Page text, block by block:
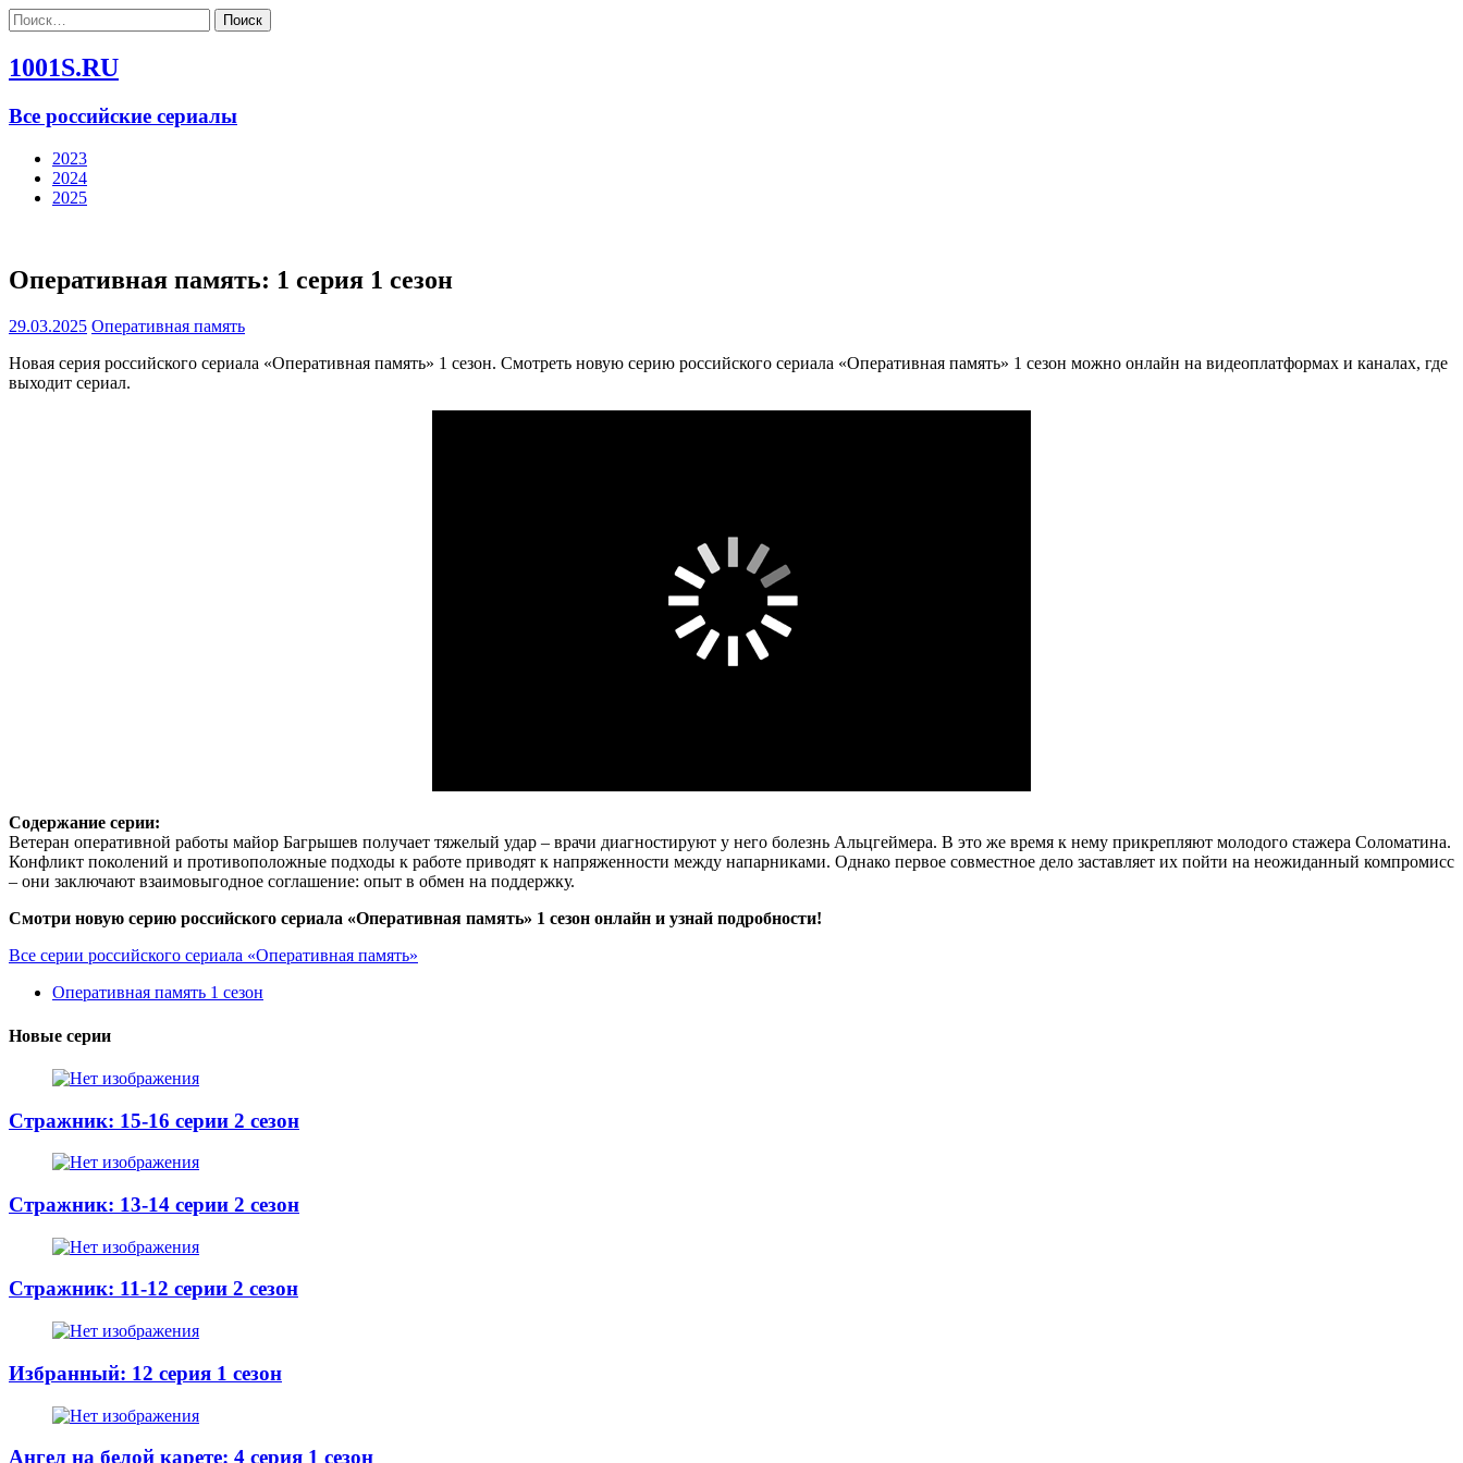
Найти:
1001S.RU
Все российские сериалы
2023
2024
2025
Оперативная память: 1 серия 1 сезон
29.03.2025 Оперативная память
Новая серия российского сериала «Оперативная память» 1 сезон. Смотреть новую серию российского сериала «Оперативная память» 1 сезон можно онлайн на видеоплатформах и каналах, где
выходит сериал.
Содержание серии:
Ветеран оперативной работы майор Багрышев получает тяжелый удар – врачи диагностируют у него болезнь Альцгеймера. В это же время к нему прикрепляют молодого стажера Соломатина.
Конфликт поколений и противоположные подходы к работе приводят к напряженности между напарниками. Однако первое совместное дело заставляет их пойти на неожиданный компромисс
– они заключают взаимовыгодное соглашение: опыт в обмен на поддержку.
Смотри новую серию российского сериала «Оперативная память» 1 сезон онлайн и узнай подробности!
Все серии российского сериала «Оперативная память»
Оперативная память 1 сезон
Новые серии
Стражник: 15-16 серии 2 сезон
Стражник: 13-14 серии 2 сезон
Стражник: 11-12 серии 2 сезон
Избранный: 12 серия 1 сезон
Ангел на белой карете: 4 серия 1 сезон